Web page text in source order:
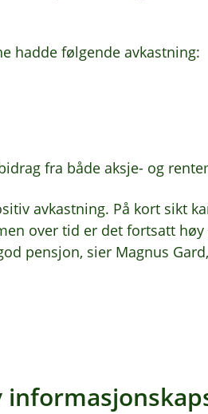
hadde følgende avkastning:
fra både aksje- og
avkastning. På kort sikt
over tid er det fortsatt høy
pensjon, sier Magnus